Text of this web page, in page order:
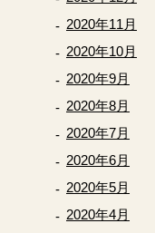
2020年11月
2020年10月
2020年9月
2020年8月
2020年7月
2020年6月
2020年5月
2020年4月